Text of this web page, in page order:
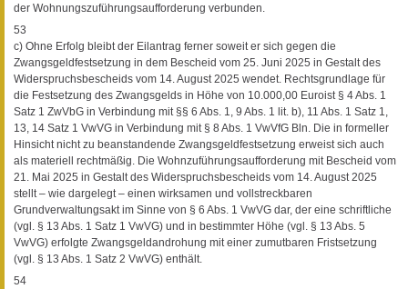
der Wohnungszuführungsaufforderung verbunden.
53
c) Ohne Erfolg bleibt der Eilantrag ferner soweit er sich gegen die
Zwangsgeldfestsetzung in dem Bescheid vom 25. Juni 2025 in Gestalt des
Widerspruchsbescheids vom 14. August 2025 wendet. Rechtsgrundlage für
die Festsetzung des Zwangsgelds in Höhe von 10.000,00 Euroist § 4 Abs. 1
Satz 1 ZwVbG in Verbindung mit §§ 6 Abs. 1, 9 Abs. 1 lit. b), 11 Abs. 1 Satz 1,
13, 14 Satz 1 VwVG in Verbindung mit § 8 Abs. 1 VwVfG Bln. Die in formeller
Hinsicht nicht zu beanstandende Zwangsgeldfestsetzung erweist sich auch
als materiell rechtmäßig. Die Wohnzuführungsaufforderung mit Bescheid vom
21. Mai 2025 in Gestalt des Widerspruchsbescheids vom 14. August 2025
stellt – wie dargelegt – einen wirksamen und vollstreckbaren
Grundverwaltungsakt im Sinne von § 6 Abs. 1 VwVG dar, der eine schriftliche
(vgl. § 13 Abs. 1 Satz 1 VwVG) und in bestimmter Höhe (vgl. § 13 Abs. 5
VwVG) erfolgte Zwangsgeldandrohung mit einer zumutbaren Fristsetzung
(vgl. § 13 Abs. 1 Satz 2 VwVG) enthält.
54